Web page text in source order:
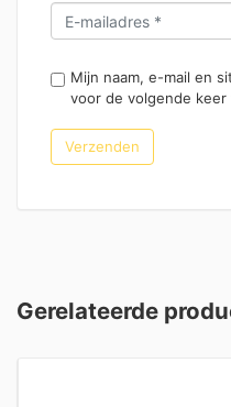
Mijn naam, e-mail en
voor de volgende
Gerelateerde